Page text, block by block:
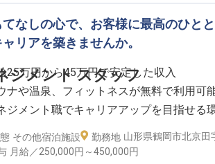
総務、労務と幅広い業務に携わること
環境です。
円から350,000円、賞与もあり、
トや副業可、産休育休実績など、ライフ
充実。
制度や資格取得奨励もあり、常に学び続け
年10月02日時点の情報です
ジメント スタッフ
てなしの心で、お客様に最高のひと
リアを築きませんか。
25万円から45万円で安定した収入
ナや温泉、フィットネスが無料で利用可
ジメント職でキャリアアップを目指せる
休日110日、フレックス休暇で充実の毎日
その他宿泊施設 勤務地 山形県鶴岡市北京田
月給／250,000円～450,000円